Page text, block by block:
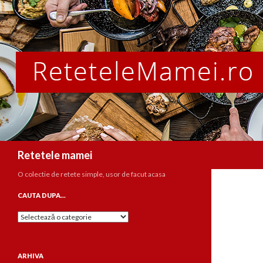
Retetele mamei
O colectie de retete simple, usor de facut acasa
CAUTA DUPA…
Cauta
ARHIVA